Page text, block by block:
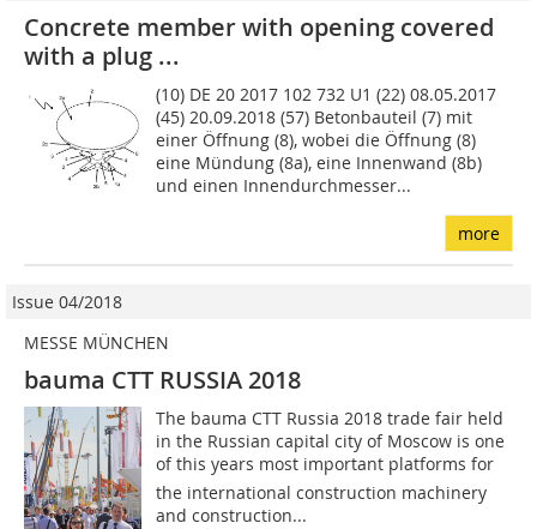
Concrete member with opening covered
with a plug ...
(10) DE 20 2017 102 732 U1 (22) 08.05.2017
(45) 20.09.2018 (57) Betonbauteil (7) mit
einer Öffnung (8), wobei die Öffnung (8)
eine Mündung (8a), eine Innenwand (8b)
und einen Innendurchmesser...
more
Issue 04/2018
MESSE MÜNCHEN
bauma CTT RUSSIA 2018
The bauma CTT Russia 2018 trade fair held
in the Russian capital city of Moscow is one
of this years most important platforms for
the international construction machinery
and construction...